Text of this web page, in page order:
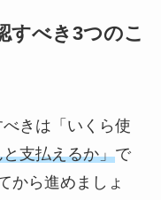
すべき3つのこ
きは「いくら使
支払えるか」で
から進めましょ